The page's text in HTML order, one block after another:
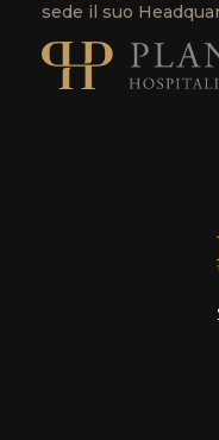
sede il suo